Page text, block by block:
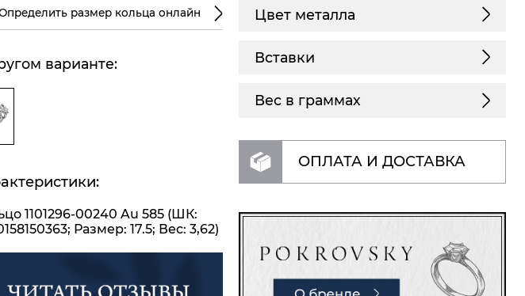
размер кольца онлайн
варианте:
1101296-00240 Au 585 (ШК:
Размер: 17.5; Вес: 3,62)
Цвет металла
Вставки
Вес в граммах
ОПЛАТА И ДОСТАВКА